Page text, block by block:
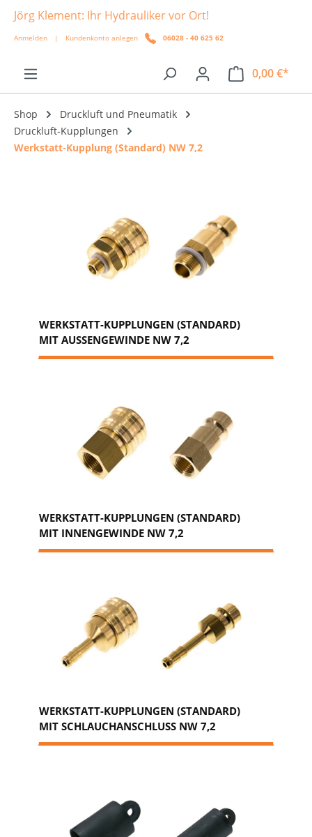
springen
Jörg Klement: Ihr Hydrauliker vor Ort!
Anmelden | Kundenkonto anlegen 06028 - 40 625 62
0,00 €*
Shop
Druckluft und Pneumatik
Druckluft-Kupplungen
Werkstatt-Kupplung (Standard) NW 7,2
WERKSTATT-KUPPLUNGEN (STANDARD)
MIT AUSSENGEWINDE NW 7,2
WERKSTATT-KUPPLUNGEN (STANDARD)
MIT INNENGEWINDE NW 7,2
WERKSTATT-KUPPLUNGEN (STANDARD)
MIT SCHLAUCHANSCHLUSS NW 7,2